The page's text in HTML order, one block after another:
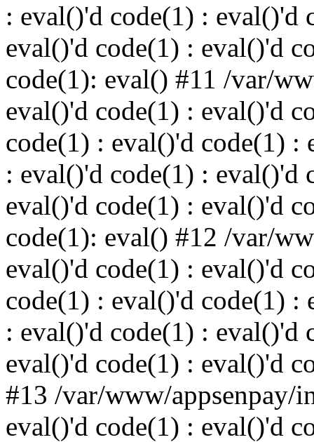
: eval()'d code(1) : eval()'d
eval()'d code(1) : eval()'d
code(1): eval() #11 /var/
eval()'d code(1) : eval()'d
code(1) : eval()'d code(1) :
: eval()'d code(1) : eval()'d
eval()'d code(1) : eval()'d
code(1): eval() #12 /var/
eval()'d code(1) : eval()'d
code(1) : eval()'d code(1) :
: eval()'d code(1) : eval()'d
eval()'d code(1) : eval()'d
#13 /var/www/appsenpay/
eval()'d code(1) : eval()'d